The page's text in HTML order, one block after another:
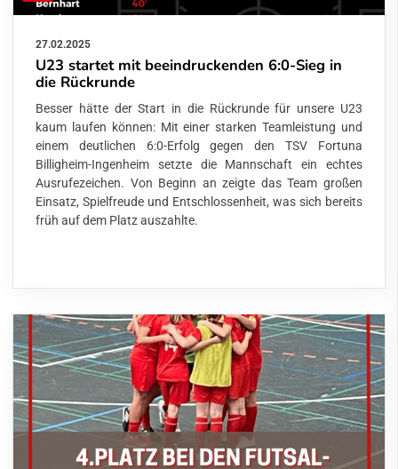
27.02.2025
U23 startet mit beeindruckenden 6:0-Sieg in
die Rückrunde
Besser hätte der Start in die Rückrunde für unsere U23
kaum laufen können: Mit einer starken Teamleistung und
einem deutlichen 6:0-Erfolg gegen den TSV Fortuna
Billigheim-Ingenheim setzte die Mannschaft ein echtes
Ausrufezeichen. Von Beginn an zeigte das Team großen
Einsatz, Spielfreude und Entschlossenheit, was sich bereits
früh auf dem Platz auszahlte.